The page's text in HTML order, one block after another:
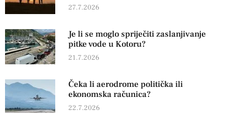
27.7.2026
Je li se moglo spriječiti zaslanjivanje
pitke vode u Kotoru?
21.7.2026
Čeka li aerodrome politička ili
ekonomska računica?
22.7.2026